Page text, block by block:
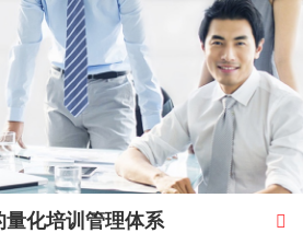
化培训管理体系 